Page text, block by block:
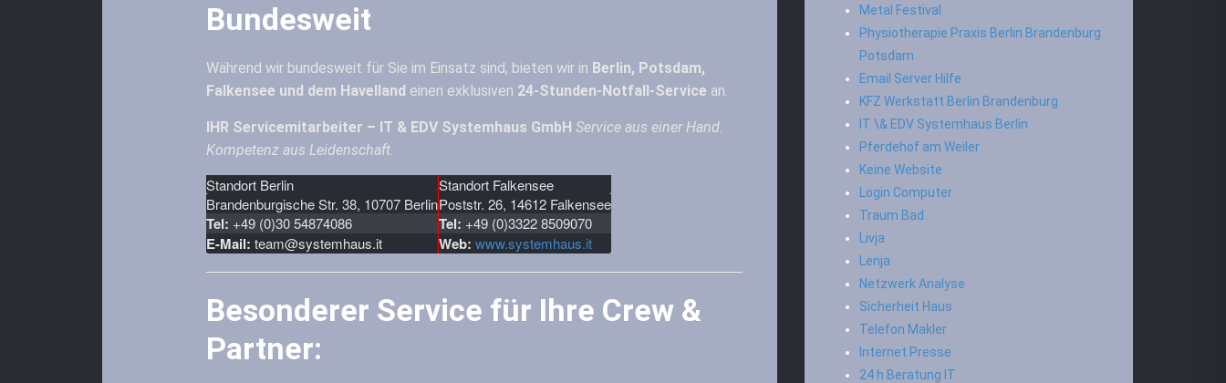
Bundesweit
Während wir bundesweit für Sie im Einsatz sind, bieten wir in Berlin, Potsdam,
Falkensee und dem Havelland einen exklusiven 24-Stunden-Notfall-Service an.
IHR Servicemitarbeiter – IT & EDV Systemhaus GmbH Service aus einer Hand.
Kompetenz aus Leidenschaft.
Standort Berlin
Standort Falkensee
Brandenburgische Str. 38, 10707 BerlinPoststr. 26, 14612 Falkensee
Tel: +49 (0)30 54874086 Tel: +49 (0)3322 8509070
E-Mail: team@systemhaus.it Web: www.systemhaus.it
Besonderer Service für Ihre Crew &
Partner:
Metal Festival
Physiotherapie Praxis Berlin Brandenburg
Potsdam
Email Server Hilfe
KFZ Werkstatt Berlin Brandenburg
IT \& EDV Systemhaus Berlin
Pferdehof am Weiler
Keine Website
Login Computer
Traum Bad
Livja
Lenja
Netzwerk Analyse
Sicherheit Haus
Telefon Makler
Internet Presse
24 h Beratung IT